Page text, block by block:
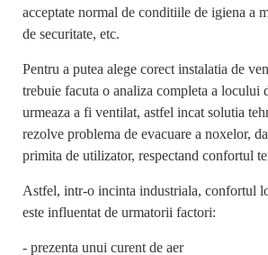
acceptate normal de conditiile de igiena a
de securitate, etc.
Pentru a putea alege corect instalatia de
trebuie facuta o analiza completa a locului
urmeaza a fi ventilat, astfel incat solutia
rezolve problema de evacuare a noxelor,
primita de utilizator, respectand confortul
Astfel, intr-o incinta industriala, confortul
este influentat de urmatorii factori:
- prezenta unui curent de aer